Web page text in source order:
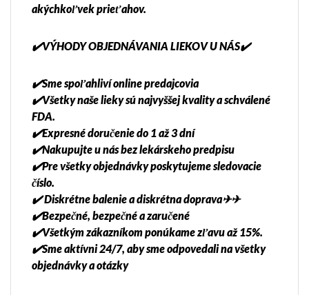
akýchkoľvek prieťahov.
✔️VÝHODY OBJEDNÁVANIA LIEKOV U NÁS✔️
✔️Sme spoľahliví online predajcovia
✔️Všetky naše lieky sú najvyššej kvality a schválené
FDA.
✔️Expresné doručenie do 1 až 3 dní
✔️Nakupujte u nás bez lekárskeho predpisu
✔️Pre všetky objednávky poskytujeme sledovacie
číslo.
✔️ Diskrétne balenie a diskrétna doprava✈✈
✔️Bezpečné, bezpečné a zaručené
✔️Všetkým zákazníkom ponúkame zľavu až 15%.
✔️Sme aktívni 24/7, aby sme odpovedali na všetky
objednávky a otázky